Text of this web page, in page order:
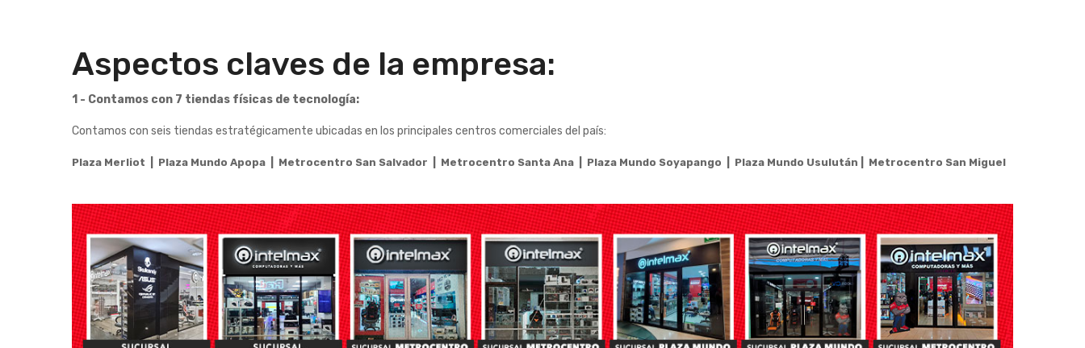
Aspectos claves de la empresa:
1 - Contamos con 7 tiendas físicas de tecnología:
Contamos con seis tiendas estratégicamente ubicadas en los principales centros comerciales del país:
Plaza Merliot | Plaza Mundo Apopa | Metrocentro San Salvador | Metrocentro Santa Ana | Plaza Mundo Soyapango Plaza Mundo Usulután Metrocentro San Miguel